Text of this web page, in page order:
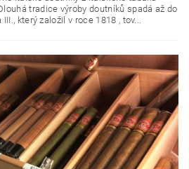
tradice výroby doutníků spadá až do
který založil v roce 1818 , tov...